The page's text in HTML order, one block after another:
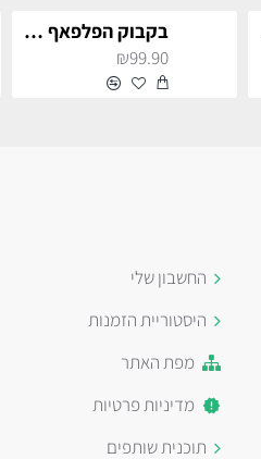
בקבוק הפלפאף צהוב
₪99.90
החשבון שלי
היסטוריית הזמנות
מפת האתר
מדיניות פרטיות
תוכנית שותפים